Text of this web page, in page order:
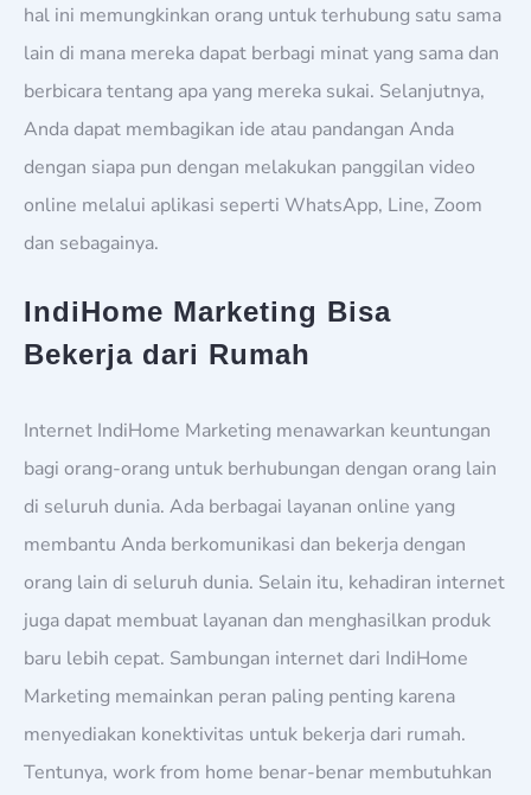
hal ini memungkinkan orang untuk terhubung satu sama
lain di mana mereka dapat berbagi minat yang sama dan
berbicara tentang apa yang mereka sukai. Selanjutnya,
Anda dapat membagikan ide atau pandangan Anda
dengan siapa pun dengan melakukan panggilan video
online melalui aplikasi seperti WhatsApp, Line, Zoom
dan sebagainya.
IndiHome Marketing Bisa
Bekerja dari Rumah
Internet IndiHome Marketing menawarkan keuntungan
bagi orang-orang untuk berhubungan dengan orang lain
di seluruh dunia. Ada berbagai layanan online yang
membantu Anda berkomunikasi dan bekerja dengan
orang lain di seluruh dunia. Selain itu, kehadiran internet
juga dapat membuat layanan dan menghasilkan produk
baru lebih cepat. Sambungan internet dari IndiHome
Marketing memainkan peran paling penting karena
menyediakan konektivitas untuk bekerja dari rumah.
Tentunya, work from home benar-benar membutuhkan